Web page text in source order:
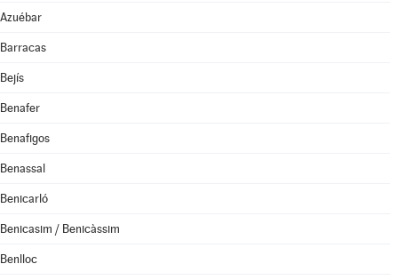
Azuébar
Barracas
Bejís
Benafer
Benafigos
Benassal
Benicarló
Benicasim / Benicàssim
Benlloc